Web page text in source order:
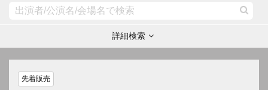
詳細検索
先着販売